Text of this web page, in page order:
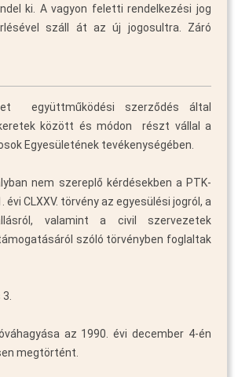
ki. A vagyon feletti rendelkezési jog
száll át az új jogosultra. Záró
 együttműködési szerződés által
között és módon  részt vállal a
Egyesületének tevékenységében.
nem szereplő kérdésekben a PTK-
évi CLXXV. törvény az egyesülési jogról, a
valamint a civil szervezetek
szóló törvényben foglaltak
az 1990. évi december 4-én
megtörtént.